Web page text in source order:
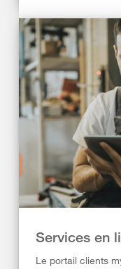
Services en
Le portail clients